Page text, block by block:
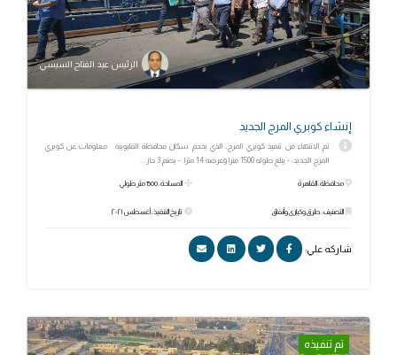
الرئيس عبد الفتاح السيسي
إنشاء كوبري المرج الجديد
تم الانتهاء من تنفيذ كوبري المرج، الذي يخدم سكان محافظة القليوبية. معلومات عن كوبري
المرج الجديد: - يبلغ طوله 1500 مترا وعرضه 14 مترا. - يضم 3 حار...
محافظة: القاهرة
التصنيف: طرق وكبارى وأنفاق
المساحة: 1500 متر طولي
تاريخ التنفيذ: أغسطس ٢٠٢١
شاركه علي:
تم تنفيذه